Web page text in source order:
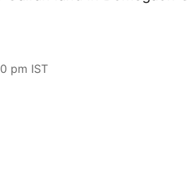
pm IST